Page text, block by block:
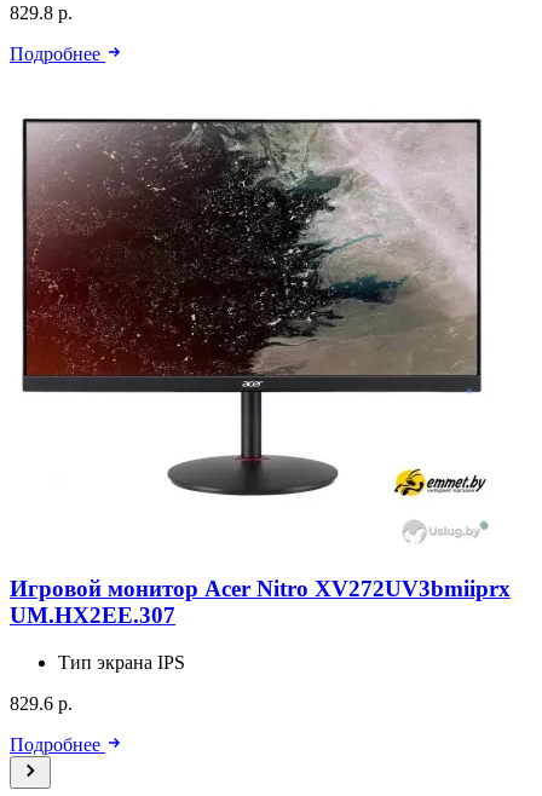
829.8 р.
Подробнее
Игровой монитор Acer Nitro XV272UV3bmiiprx
UM.HX2EE.307
Тип экрана IPS
829.6 р.
Подробнее